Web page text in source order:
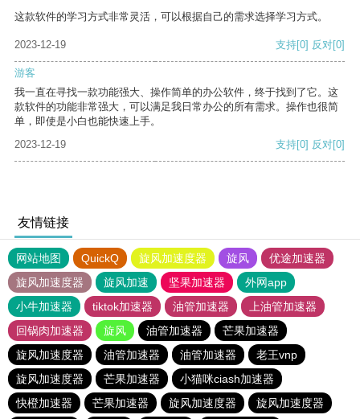
这款软件的学习方式非常灵活，可以根据自己的需求选择学习方式。
2023-12-19 支持[0] 反对[0]
游客
我一直在寻找一款功能强大、操作简单的办公软件，终于找到了它。这
款软件的功能非常强大，可以满足我日常办公的所有需求。操作也很简
单，即使是小白也能快速上手。
2023-12-19
支持[0] 反对[0]
友情链接
网站地图 QuickQ 旋风加速度器 旋风
优途加速器
旋风加速度器
旋风加速 坚果加速器
外网app
小牛加速器
tiktok加速器 油管加速器
上油管加速器
回锅肉加速器
旋风 油管加速器
芒果加速器
旋风加速度器
油管加速器 油管加速器
老王vnp
旋风加速度器
芒果加速器
小猫咪ciash加速器
快橙加速器
芒果加速器 旋风加速度器 旋风加速度器